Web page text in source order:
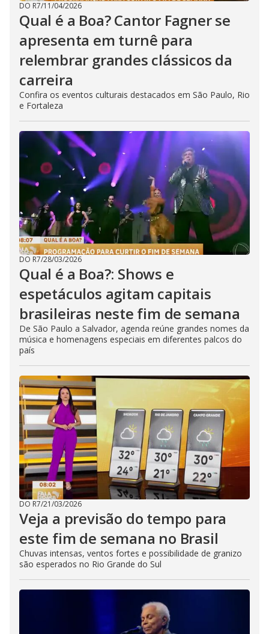
DO R7/11/04/2026
Qual é a Boa? Cantor Fagner se
apresenta em turnê para
relembrar grandes clássicos da
carreira
Confira os eventos culturais destacados em São Paulo, Rio
e Fortaleza
DO R7/28/03/2026
Qual é a Boa?: Shows e
espetáculos agitam capitais
brasileiras neste fim de semana
De São Paulo a Salvador, agenda reúne grandes nomes da
música e homenagens especiais em diferentes palcos do
país
DO R7/21/03/2026
Veja a previsão do tempo para
este fim de semana no Brasil
Chuvas intensas, ventos fortes e possibilidade de granizo
são esperados no Rio Grande do Sul